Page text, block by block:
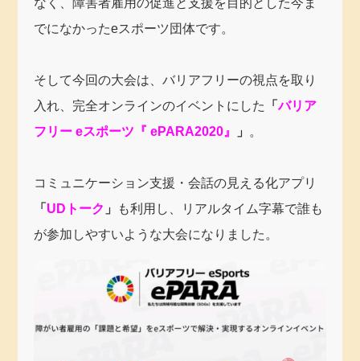
なく、障害者雇用の促進と支援を目的とした今ま
でになかったeスポーツ団体です。
そして今回の大会は、バリアフリーの視点を取り
入れ、完全オンラインのイベントにした
「バリア
フリー eスポーツ『 ePARA2020』
」 。
コミュニケーション支援・会話の見える化アプリ
「 UDトーク 」
も利用し、リアルタイム字幕で誰も
が参加しやすいような大会になりました。